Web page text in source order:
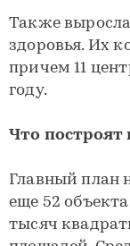
Также
здоровья. Их
причем 11
году.
Что построят
Главный план
еще 52
тысяч